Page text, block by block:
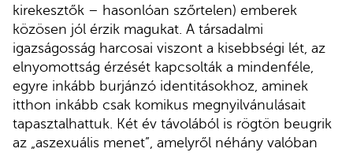
kirekesztők – hasonlóan szőrtelen) emberek
közösen jól érzik magukat. A társadalmi
igazságosság harcosai viszont a kisebbségi lét, az
elnyomottság érzését kapcsolták a mindenféle,
egyre inkább burjánzó identitásokhoz, aminek
itthon inkább csak komikus megnyilvánulásait
tapasztalhattuk. Két év távolából is rögtön beugrik
az „aszexuális menet”, amelyről néhány valóban